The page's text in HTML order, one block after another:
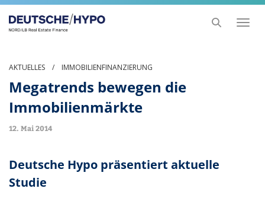
Toggle
AKTUELLES / IMMOBILIENFINANZIERUNG
Megatrends bewegen die
Immobilienmärkte
12. Mai 2014
Deutsche Hypo präsentiert aktuelle
Studie